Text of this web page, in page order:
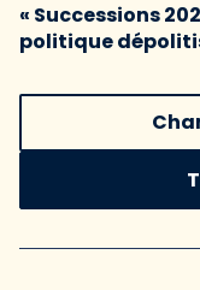
« Successions
politique